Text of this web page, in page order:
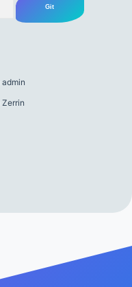
admin
Zerrin